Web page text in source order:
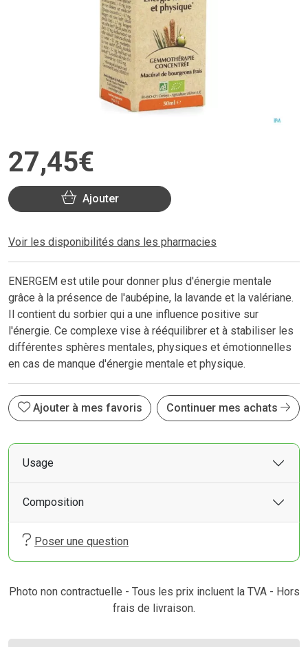
27,45€
Ajouter
Voir les disponibilités dans les pharmacies
ENERGEM est utile pour donner plus d'énergie mentale
grâce à la présence de l'aubépine, la lavande et la valériane.
Il contient du sorbier qui a une influence positive sur
l'énergie. Ce complexe vise à rééquilibrer et à stabiliser les
différentes sphères mentales, physiques et émotionnelles
en cas de manque d'énergie mentale et physique.
Ajouter à mes favoris Continuer mes achats
Usage
Composition
Poser une question
Photo non contractuelle - Tous les prix incluent la TVA - Hors
frais de livraison.